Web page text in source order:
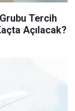
Tercih
Açılacak?